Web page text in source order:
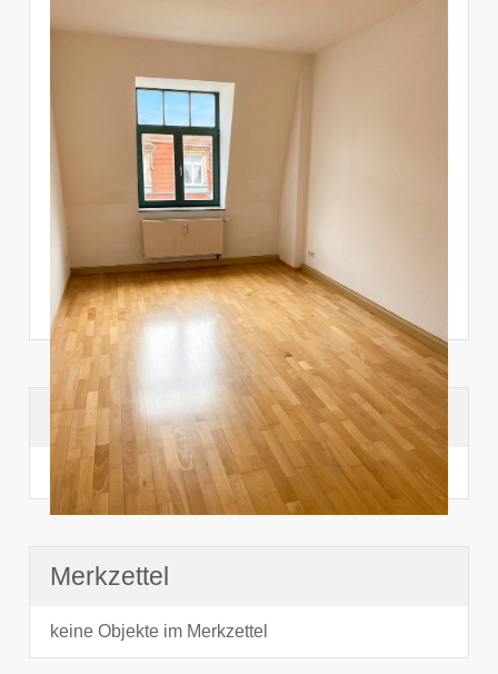
Suchhistorie
noch nichts angesehen
Merkzettel
keine Objekte im Merkzettel